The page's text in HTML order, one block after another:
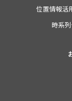
位置情報活
時系